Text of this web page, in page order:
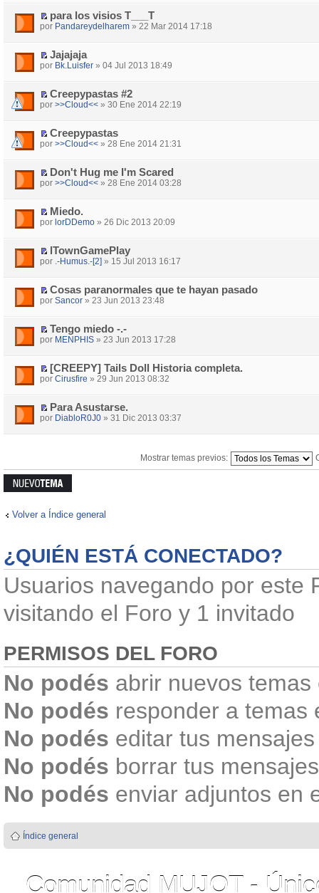
para los visios T___T
por Pandareydelharem » 22 Mar 2014 17:18
Jajajaja
por Bk.Luisfer » 04 Jul 2013 18:49
Creepypastas #2
por >>Cloud<< » 30 Ene 2014 22:19
Creepypastas
por >>Cloud<< » 28 Ene 2014 21:31
Don't Hug me I'm Scared
por >>Cloud<< » 28 Ene 2014 03:28
Miedo.
por lorDDemo » 26 Dic 2013 20:09
lTownGamePlay
por .-Humus.-[2] » 15 Jul 2013 16:17
Cosas paranormales que te hayan pasado
por Sancor » 23 Jun 2013 23:48
Tengo miedo -.-
por MENPHIS » 23 Jun 2013 17:28
[CREEPY] Tails Doll Historia completa.
por Cirusfire » 29 Jun 2013 08:32
Para Asustarse.
por DiabloR0J0 » 31 Dic 2013 03:37
Mostrar temas previos:
Publicar un
nuevo tema
Volver a Índice general
¿QUIÉN ESTÁ CONECTADO?
Usuarios navegando por este
visitando el Foro y 1 invitado
PERMISOS DEL FORO
No podés abrir nuevos
No podés responder a temas
No podés editar tus
No podés borrar tus
No podés enviar adjuntos en
Índice general
Comunidad MUJOT -